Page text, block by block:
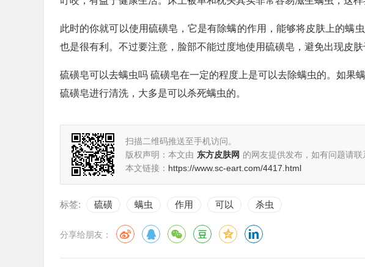
此时的你就可以使用硫磺皂，它是有除螨的作用，能够将皮肤上的螨
也是很有利。不过要注意，脸部不能过度地使用硫磺皂，避免出现皮肤
硫磺皂可以去螨虫吗 硫磺皂在一定的程度上是可以去除螨虫的。如果
硫磺皂进行清洗，大多是可以杀死螨虫的。
扫描二维码推送至手机访问。
版权声明：本文由 东方皮肤网 的网友提供发布，如有问题请联
本文链接： https://www.sc-eart.com/4417.html
标签: 硫磺 螨虫 作用 可以 杀虫
分享给朋友：